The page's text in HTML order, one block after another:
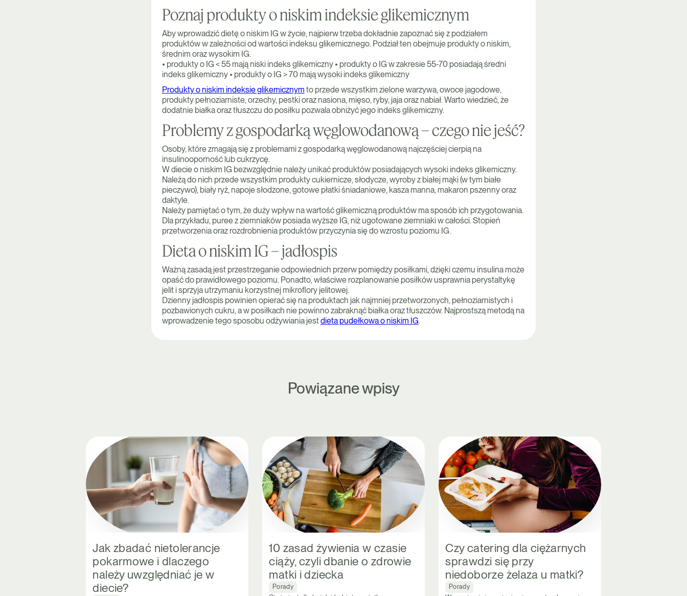
Poznaj produkty o niskim indeksie glikemicznym
Aby wprowadzić dietę o niskim IG w życie, najpierw trzeba dokładnie zapoznać się z podziałem
produktów w zależności od wartości indeksu glikemicznego. Podział ten obejmuje produkty o niskim,
średnim oraz wysokim IG.
• produkty o IG < 55 mają niski indeks glikemiczny • produkty o IG w zakresie 55-70 posiadają średni
indeks glikemiczny • produkty o IG > 70 mają wysoki indeks glikemiczny
Produkty o niskim indeksie glikemicznym to przede wszystkim zielone warzywa, owoce jagodowe,
produkty pełnoziarniste, orzechy, pestki oraz nasiona, mięso, ryby, jaja oraz nabiał. Warto wiedzieć, że
dodatnie białka oraz tłuszczu do posiłku pozwala obniżyć jego indeks glikemiczny.
Problemy z gospodarką węglowodanową – czego nie jeść?
Osoby, które zmagają się z problemami z gospodarką węglowodanową najczęściej cierpią na
insulinooporność lub cukrzycę.
W diecie o niskim IG bezwzględnie należy unikać produktów posiadających wysoki indeks glikemiczny.
Należą do nich przede wszystkim produkty cukiernicze, słodycze, wyroby z białej mąki (w tym białe
pieczywo), biały ryż, napoje słodzone, gotowe płatki śniadaniowe, kasza manna, makaron pszenny oraz
daktyle.
Należy pamiętać o tym, że duży wpływ na wartość glikemiczną produktów ma sposób ich przygotowania.
Dla przykładu, puree z ziemniaków posiada wyższe IG, niż ugotowane ziemniaki w całości. Stopień
przetworzenia oraz rozdrobnienia produktów przyczynia się do wzrostu poziomu IG.
Dieta o niskim IG – jadłospis
Ważną zasadą jest przestrzeganie odpowiednich przerw pomiędzy posiłkami, dzięki czemu insulina może
opaść do prawidłowego poziomu. Ponadto, właściwe rozplanowanie posiłków usprawnia perystaltykę
jelit i sprzyja utrzymaniu korzystnej mikroflory jelitowej.
Dzienny jadłospis powinien opierać się na produktach jak najmniej przetworzonych, pełnoziarnistych i
pozbawionych cukru, a w posiłkach nie powinno zabraknąć białka oraz tłuszczów. Najprostszą metodą na
wprowadzenie tego sposobu odżywiania jestdieta pudełkowa o niskim IG.
Powiązane wpisy
Jak zbadać nietolerancje
pokarmowe i dlaczego
należy uwzględniać je w
diecie?
10 zasad żywienia w czasie
ciąży, czyli dbanie o zdrowie
matki i dziecka
Porady
Czy catering dla ciężarnych
sprawdzi się przy
niedoborze żelaza u matki?
Porady